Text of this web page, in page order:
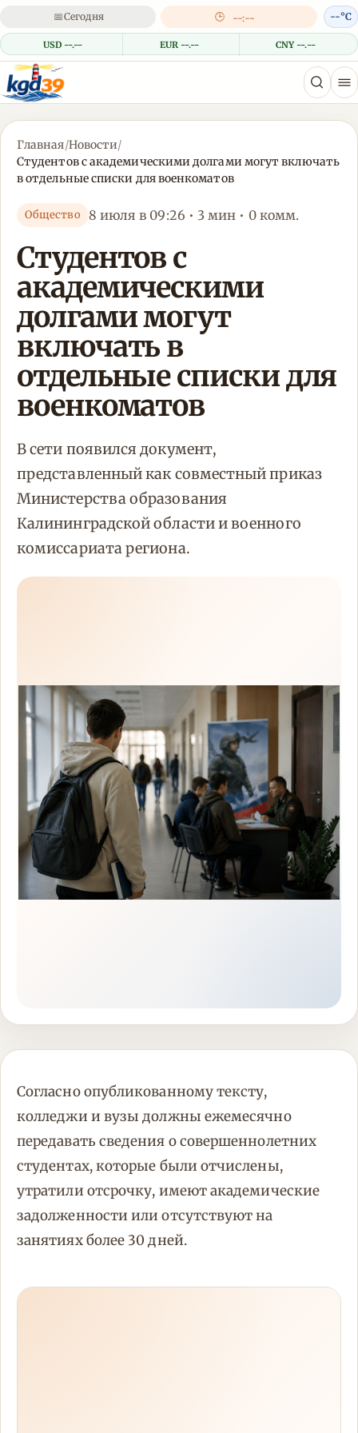
📅Сегодня 🕒 --:--
USD --.-- EUR --.-- CNY --.--
--°C
Главная/Новости/
Студентов с академическими долгами могут включать
в отдельные списки для военкоматов
Общество 8 июля в 09:26 • 3 мин • 0 комм.
Студентов с
академическими
долгами могут
включать в
отдельные списки для
военкоматов
В сети появился документ,
представленный как совместный приказ
Министерства образования
Калининградской области и военного
комиссариата региона.
Согласно опубликованному тексту,
колледжи и вузы должны ежемесячно
передавать сведения о совершеннолетних
студентах, которые были отчислены,
утратили отсрочку, имеют академические
задолженности или отсутствуют на
занятиях более 30 дней.